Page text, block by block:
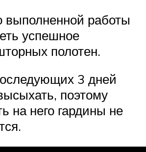
выполненной работы
успешное
полотен.
3 дней
поэтому
на него гардины не